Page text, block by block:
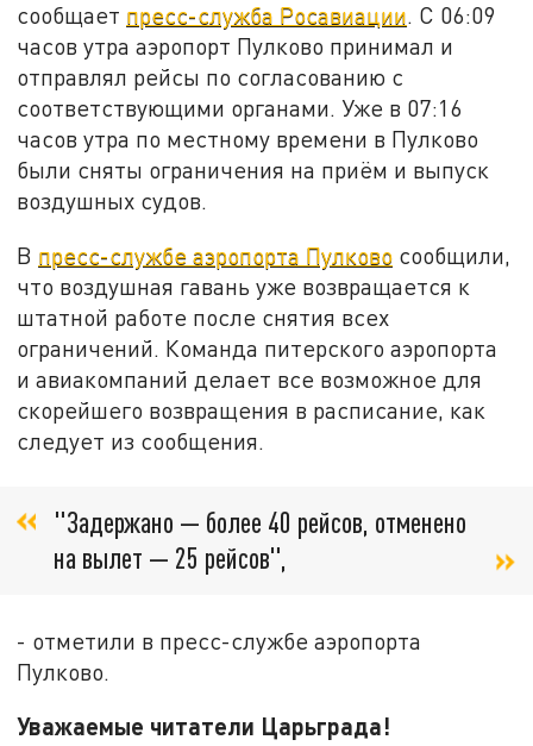
сообщает пресс-служба Росавиации. С 06:09
часов утра аэропорт Пулково принимал и
отправлял рейсы по согласованию с
соответствующими органами. Уже в 07:16
часов утра по местному времени в Пулково
были сняты ограничения на приём и выпуск
воздушных судов.
В пресс-службе аэропорта Пулково сообщили,
что воздушная гавань уже возвращается к
штатной работе после снятия всех
ограничений. Команда питерского аэропорта
и авиакомпаний делает все возможное для
скорейшего возвращения в расписание, как
следует из сообщения.
"Задержано — более 40 рейсов, отменено
на вылет — 25 рейсов",
- отметили в пресс-службе аэропорта
Пулково.
Уважаемые читатели Царьграда!